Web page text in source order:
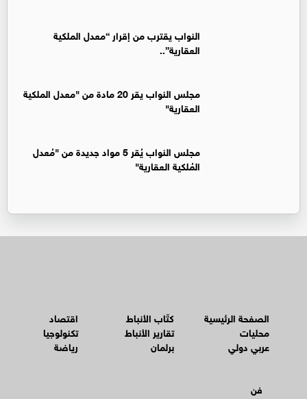
النواب يقترب من إقرار “معدل الملكية
العقارية”..
مجلس النواب يقر 20 مادة من "معدل الملكية
العقارية"
مجلس النواب يُقر 5 مواد جديدة من "مُعدل
المُلكية العقارية"
الصفحة الرئيسية
محليات
عربي دولي
كتّاب الأنباط
تقارير الأنباط
برلمان
اقتصاد
تكنولوجيا
رياضة
فن